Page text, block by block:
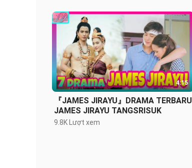
4:15
『JAMES JIRAYU』DRAMA TERBARU
JAMES JIRAYU TANGSRISUK
9.8K Lượt xem